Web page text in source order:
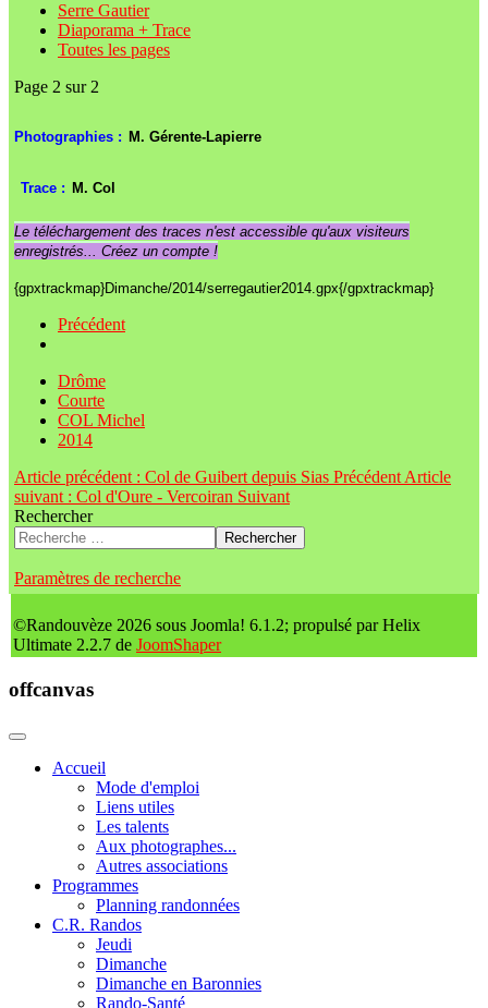
Serre Gautier
Diaporama + Trace
Toutes les pages
Page 2 sur 2
Photographies : M. Gérente-Lapierre
Trace : M. Col
Le téléchargement des traces n'est accessible qu'aux visiteurs
enregistrés... Créez un compte !
{gpxtrackmap}Dimanche/2014/serregautier2014.gpx{/gpxtrackmap}
Précédent
Drôme
Courte
COL Michel
2014
Article précédent : Col de Guibert depuis Sias Précédent Article
suivant : Col d'Oure - Vercoiran Suivant
Rechercher
Rechercher
Paramètres de recherche
©Randouvèze 2026 sous Joomla! 6.1.2; propulsé par Helix
Ultimate 2.2.7 de JoomShaper
offcanvas
Accueil
Mode d'emploi
Liens utiles
Les talents
Aux photographes...
Autres associations
Programmes
Planning randonnées
C.R. Randos
Jeudi
Dimanche
Dimanche en Baronnies
Rando-Santé